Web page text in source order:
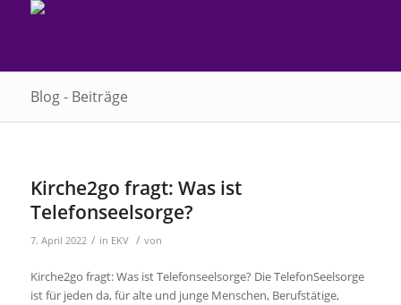
Blog - Beiträge
Kirche2go fragt: Was ist
Telefonseelsorge?
7. April 2022 / in EKV / von
Kirche2go fragt: Was ist Telefonseelsorge? Die TelefonSeelsorge
ist für jeden da, für alte und junge Menschen, Berufstätige,